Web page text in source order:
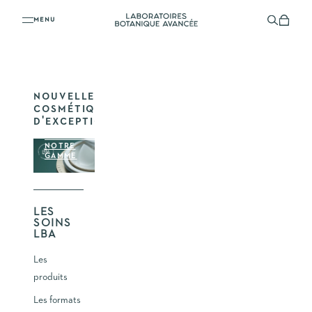
Laboratoires Botanique Avancée
Menu Panier
NOUVELLE
COSMÉTIQUE
D'EXCEPTION
NOTRE
GAMME
LES
SOINS
LBA
Les
produits
Les formats
VOTRE PANIER EST VIDE